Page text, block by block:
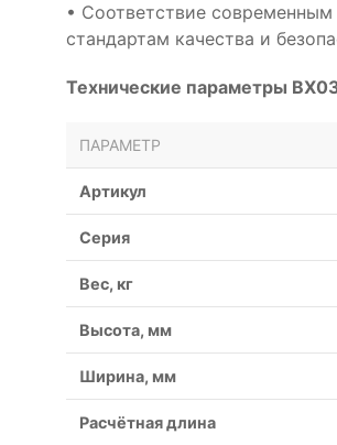
• Соответствие современным
стандартам качества и
Технические параметры
ПАРАМЕТР
Артикул
Серия
Вес, кг
Высота, мм
Ширина, мм
Расчётная длина